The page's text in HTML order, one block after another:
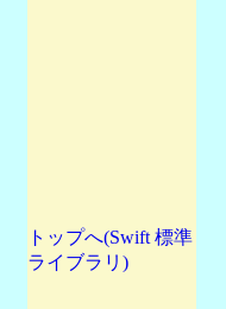
トップへ(Swift 標準
ライブラリ)